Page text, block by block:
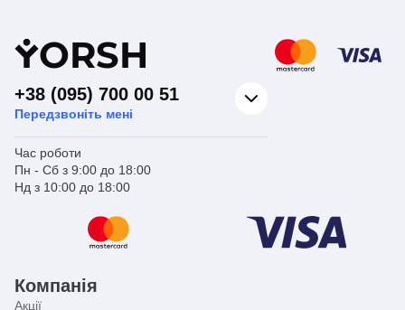
YORSH
+38 (095) 700 00 51
Передзвоніть мені
Час роботи
Пн - Сб з 9:00 до 18:00
Нд з 10:00 до 18:00
Компанія
Акції